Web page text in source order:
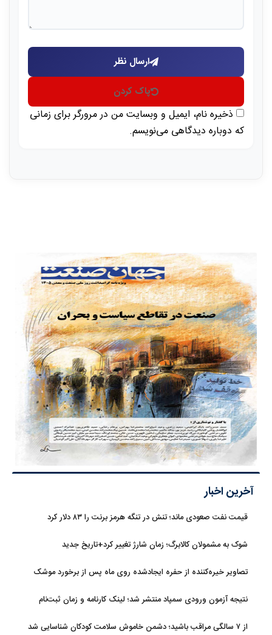
ارسال نظر
پاک کردن
ذخیره نام، ایمیل و وبسایت من در مرورگر برای زمانی
که دوباره دیدگاهی می‌نویسم.
آخرین اخبار
قیمت نفت صعودی ماند؛ تنش در تنگه هرمز برنت را ۸۳ دلار کرد
شوک به مشمولان کالابرگ؛ زمان شارژ تغییر کرد+تاریخ جدید
تصاویر خیره‌کننده از حفره ایجادشده روی ماه پس از برخورد موشک
فالکون ۹
نتیجه آزمون ورودی سمپاد منتشر شد؛ لینک کارنامه و زمان ثبت‌نام
از ۷ سالگی مراقب باشید؛ دشمن خاموش سلامت کودکان شناسایی شد